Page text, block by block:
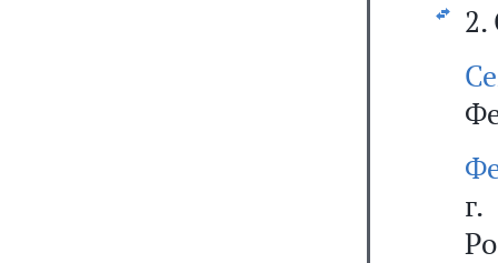
2.